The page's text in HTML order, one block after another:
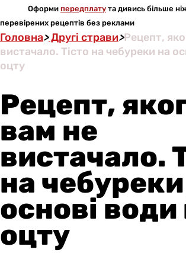
Оформи передплату та дивись більше
перевірених рецептів без реклами
Головна>Другі страви>Рецепт,
вистачало. Тісто на чебуреки на
оцту
Рецепт,
вам не
вистачало.
на
основі води
оцту